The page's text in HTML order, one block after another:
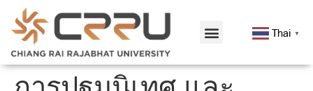
Thai ▼